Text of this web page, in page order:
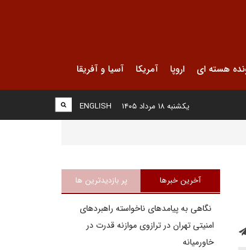
هسته ای اروپا آمریکا آسیا و آفریقا
ENGLISH یکشنبه ۱۸ مرداد ۱۴۰۵
آخرین خبرها پر بازدیدترین ها
نگاهی به پیامدهای ناخواسته راهبردهای
امنیتی تهران در ترازوی موازنه قدرت در
خاورمیانه